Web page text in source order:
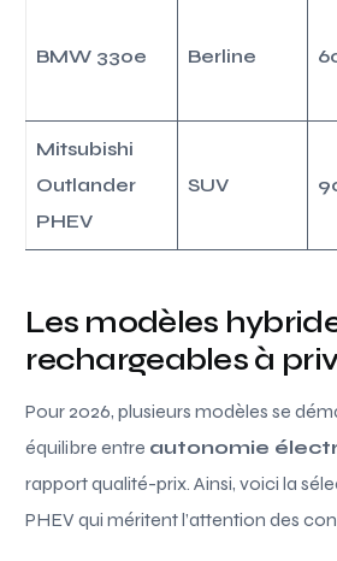
BMW 330e Berline
Mitsubishi
Outlander
PHEV
SUV
Les modèles
rechargeables à
Pour 2026, plusieurs modèles se
équilibre entre autonomie
rapport qualité-prix. Ainsi, voici la
PHEV qui méritent l’attention des